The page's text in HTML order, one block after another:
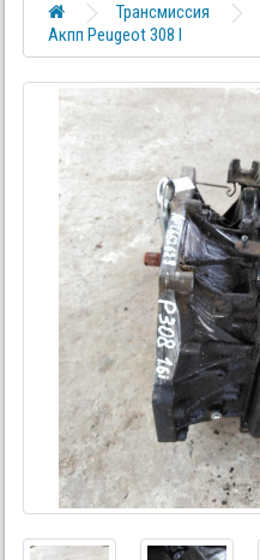
Трансмиссия
Акпп Peugeot 308 I